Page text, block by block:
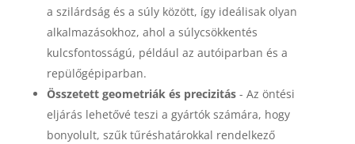
a szilárdság és a súly között, így ideálisak olyan
alkalmazásokhoz, ahol a súlycsökkentés
kulcsfontosságú, például az autóiparban és a
repülőgépiparban.
Összetett geometriák és precizitás- Az öntési
eljárás lehetővé teszi a gyártók számára, hogy
bonyolult, szűk tűréshatárokkal rendelkező